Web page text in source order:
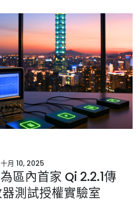
月 10, 2025
區內首家 Qi 2.2.1傳
測試授權實驗室